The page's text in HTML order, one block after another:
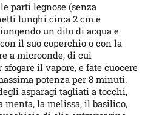
parti legnose (senza
lunghi circa 2 cm e
un dito di acqua e
il suo coperchio o con la
a microonde, di cui
il vapore, e fate cuocere
potenza per 8 minuti.
asparagi tagliati a tocchi,
la melissa, il basilico,